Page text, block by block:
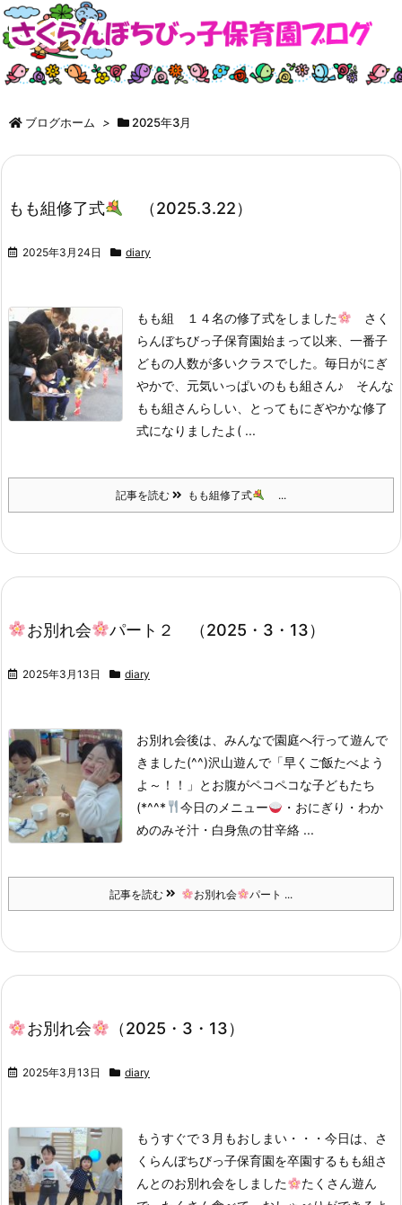
ブログホーム > 2025年3月
もも組修了式 （2025.3.22）
2025年3月24日 diary
もも組 １４名の修了式をしました
さく
らんぼちびっ子保育園始まって以来、一番子
どもの人数が多いクラスでした。 毎日がにぎ
やかで、元気いっぱいのもも組さん♪ そんな
もも組さんらしい、とってもにぎやかな修了
式になりましたよ( ...
記事を読む もも組修了式 ...
お別れ会 パート２ （2025・3・13）
2025年3月13日 diary
お別れ会後は、みんなで園庭へ行って遊んで
きました(^^)沢山遊んで「早くご飯たべよう
よ～！！」とお腹がペコペコな子どもたち
(*^^*
今日のメニュー
・おにぎり・わか
めのみそ汁・白身魚の甘辛絡 ...
記事を読む お別れ会 パート ...
お別れ会 （2025・3・13）
2025年3月13日 diary
もうすぐで３月もおしまい・・・今日は、さ
くらんぼちびっ子保育園を卒園するもも組さ
んとのお別れ会をしました
たくさん遊ん